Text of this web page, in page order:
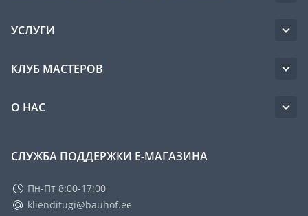
УСЛУГИ
КЛУБ МАСТЕРОВ
О НАС
СЛУЖБА ПОДДЕРЖКИ Е-МАГАЗИНА
Пн-Пт 8:00-17:00
klienditugi@bauhof.ee